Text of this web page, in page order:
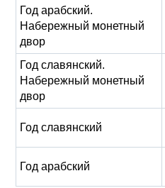
Год арабский.
Набережный монетный
двор
Год славянский.
Набережный монетный
двор
Год славянский
Год арабский